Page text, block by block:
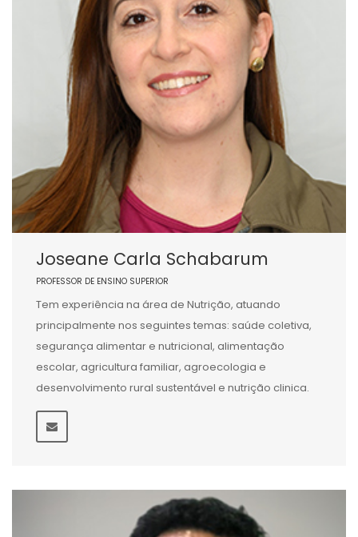
Joseane Carla Schabarum
PROFESSOR DE ENSINO SUPERIOR
Tem experiência na área de Nutrição, atuando
principalmente nos seguintes temas: saúde coletiva,
segurança alimentar e nutricional, alimentação
escolar, agricultura familiar, agroecologia e
desenvolvimento rural sustentável e nutrição clinica.